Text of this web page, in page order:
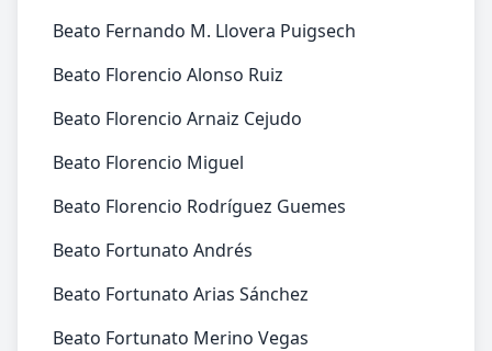
Beato Fernando M. Llovera Puigsech
Beato Florencio Alonso Ruiz
Beato Florencio Arnaiz Cejudo
Beato Florencio Miguel
Beato Florencio Rodríguez Guemes
Beato Fortunato Andrés
Beato Fortunato Arias Sánchez
Beato Fortunato Merino Vegas